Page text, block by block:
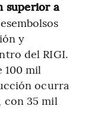
superior a
y
del RIGI.
100 mil
ocurra
con 35 mil